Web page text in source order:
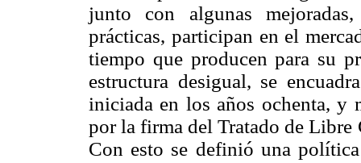
junto con algunas
prácticas, participan en el
tiempo que producen para su
estructura desigual, se
iniciada en los años ochenta, y
por la firma del Tratado de
Con esto se definió una